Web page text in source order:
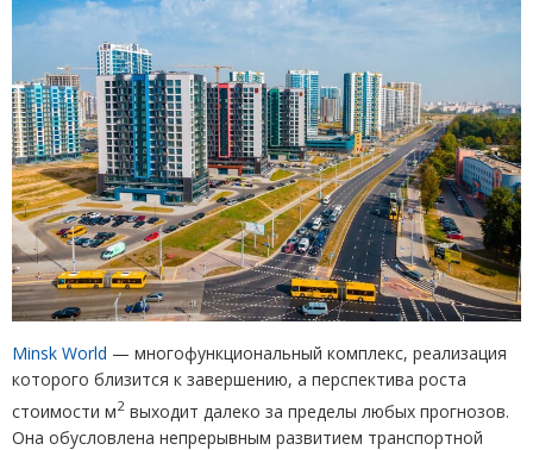
Minsk World — многофункциональный комплекс, реализация
которого близится к завершению, а перспектива роста
стоимости м2 выходит далеко за пределы любых прогнозов.
Она обусловлена непрерывным развитием транспортной